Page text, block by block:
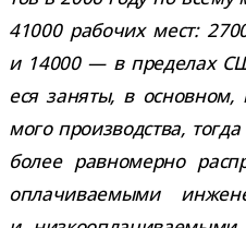
41000 рабо­чих мест:
и 14000 — в пре­де­лах
еся заняты, в
мого про­из­вод­ства,
более рав­но­мерно
опла­чи­ва­е­мыми